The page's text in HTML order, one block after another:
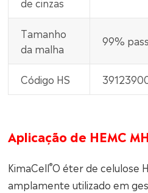
Tamanho
da malha
99%
Código HS
Aplicação de HEMC
KimaCell®O éter de celulose
amplamente utilizado em